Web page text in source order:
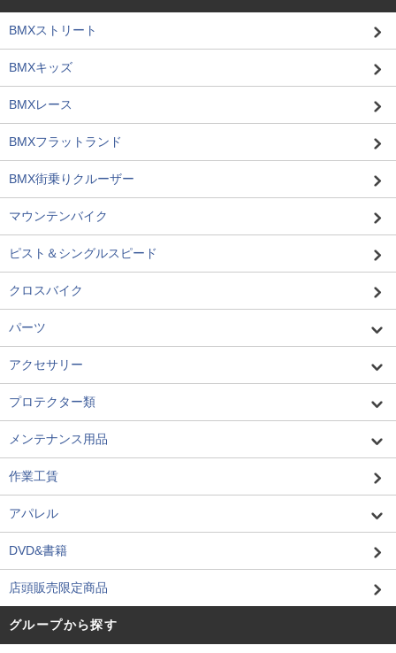
BMXストリート
BMXキッズ
BMXレース
BMXフラットランド
BMX街乗りクルーザー
マウンテンバイク
ピスト＆シングルスピード
クロスバイク
パーツ
アクセサリー
プロテクター類
メンテナンス用品
作業工賃
アパレル
DVD&書籍
店頭販売限定商品
グループから探す